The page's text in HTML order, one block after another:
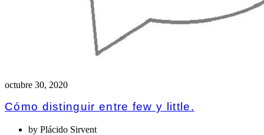
octubre 30, 2020
Cómo distinguir entre few y little.
by Plácido Sirvent